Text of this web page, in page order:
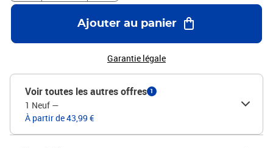
Ajouter au panier
Garantie légale
Voir toutes les autres offres 1
1 Neuf —
À partir de 43,99 €